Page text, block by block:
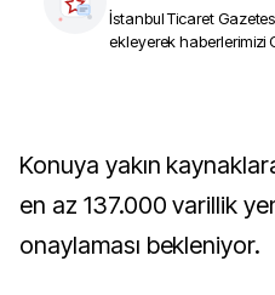
İstanbul Ticaret
ekleyerek haberlerimizi
Konuya yakın kaynaklara göre OPEC+'ın günlük
en az 137.000 varillik
onaylaması bekleniyor.